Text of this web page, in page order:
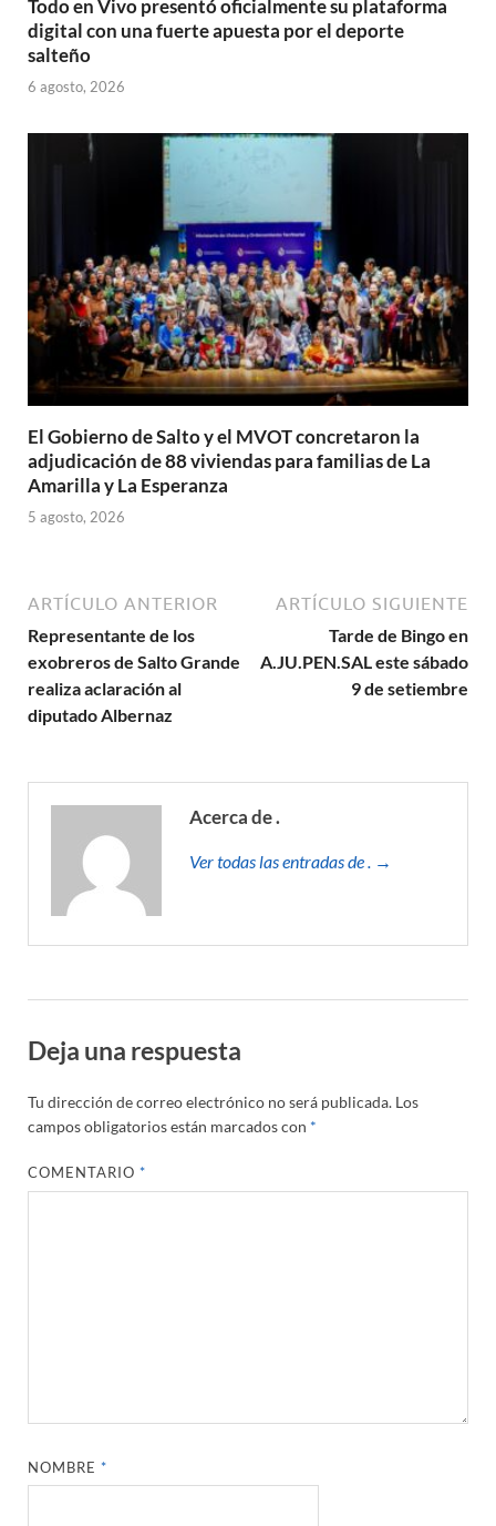
Todo en Vivo presentó oficialmente su plataforma
digital con una fuerte apuesta por el deporte
salteño
6 agosto, 2026
El Gobierno de Salto y el MVOT concretaron la
adjudicación de 88 viviendas para familias de La
Amarilla y La Esperanza
5 agosto, 2026
ARTÍCULO ANTERIOR
Representante de los
exobreros de Salto Grande
realiza aclaración al
diputado Albernaz
ARTÍCULO SIGUIENTE
Tarde de Bingo en
A.JU.PEN.SAL este sábado
9 de setiembre
Acerca de .
Ver todas las entradas de . →
Deja una respuesta
Tu dirección de correo electrónico no será publicada. Los
campos obligatorios están marcados con *
COMENTARIO*
NOMBRE*